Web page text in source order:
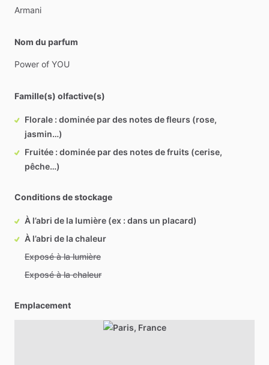
Armani
Nom du parfum
Power of YOU
Famille(s) olfactive(s)
Florale : dominée par des notes de fleurs (rose,
jasmin…)
Fruitée : dominée par des notes de fruits (cerise,
pêche…)
Conditions de stockage
À l’abri de la lumière (ex : dans un placard)
À l’abri de la chaleur
Exposé à la lumière
Exposé à la chaleur
Emplacement